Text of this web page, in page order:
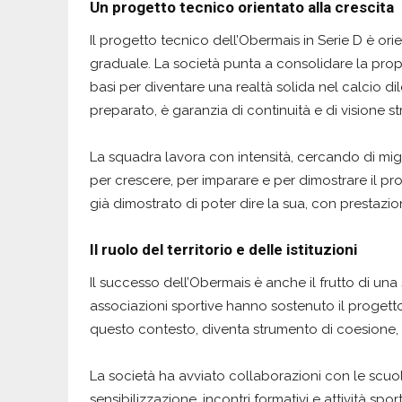
Un progetto tecnico orientato alla crescita
Il progetto tecnico dell’Obermais in Serie D è
graduale. La società punta a consolidare la
basi per diventare una realtà solida nel calcio
preparato, è garanzia di continuità e di visione
La squadra lavora con intensità, cercando di
per crescere, per imparare e per dimostrare il
già dimostrato di poter dire la sua, con
Il ruolo del territorio e delle istituzioni
Il successo dell’Obermais è anche il frutto di
associazioni sportive hanno sostenuto il
questo contesto, diventa strumento di
La società ha avviato collaborazioni con le